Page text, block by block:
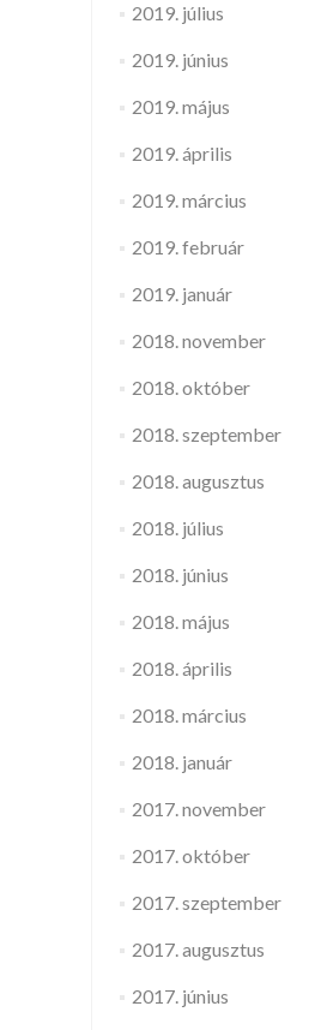
2019. július
2019. június
2019. május
2019. április
2019. március
2019. február
2019. január
2018. november
2018. október
2018. szeptember
2018. augusztus
2018. július
2018. június
2018. május
2018. április
2018. március
2018. január
2017. november
2017. október
2017. szeptember
2017. augusztus
2017. június